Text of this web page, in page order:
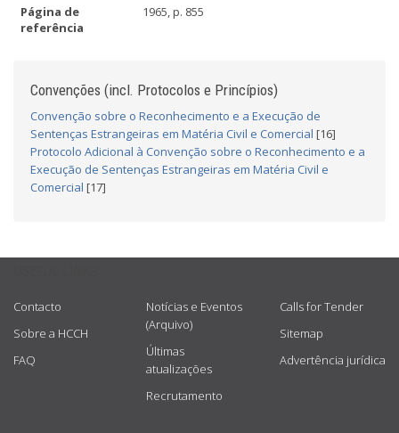
Página de
referência
1965, p. 855
Convenções (incl. Protocolos e Princípios)
Convenção sobre o Reconhecimento e a Execução de
Sentenças Estrangeiras em Matéria Civil e Comercial [16]
Protocolo Adicional à Convenção sobre o Reconhecimento e a
Execução de Sentenças Estrangeiras em Matéria Civil e
Comercial [17]
Contacto
Sobre a HCCH
FAQ
Notícias e Eventos
(Arquivo)
Últimas
atualizações
Recrutamento
Calls for Tender
Sitemap
Advertência jurídica